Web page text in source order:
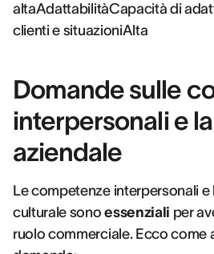
altaAdattabilitàCapacità di
clienti e situazioniAlta
Domande sulle
interpersonali e
aziendale
Le competenze interpersonali
culturale sonoessenziali per
ruolo commerciale. Ecco come